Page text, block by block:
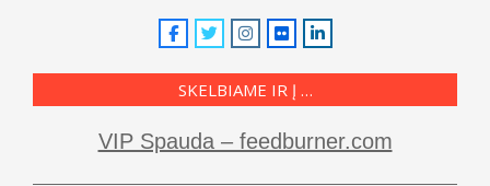
SKELBIAME IR Į …
VIP Spauda – feedburner.com